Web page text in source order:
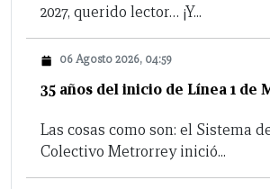
2027, querido lector… ¡Y...
06 Agosto 2026, 04:59
35 años del inicio de Línea 1 de
Las cosas como son: el Sistema
Colectivo Metrorrey inició...